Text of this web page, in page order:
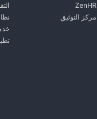
ZenHR
مركز التوثيق